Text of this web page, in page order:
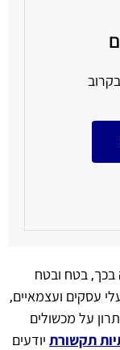
בטח ובטח
עסקים ועצמאיים,
על מכשולים
תקשורת יודעים